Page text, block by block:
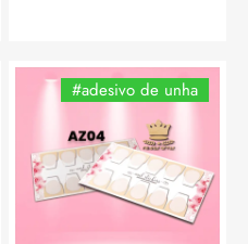
#adesivo de unha